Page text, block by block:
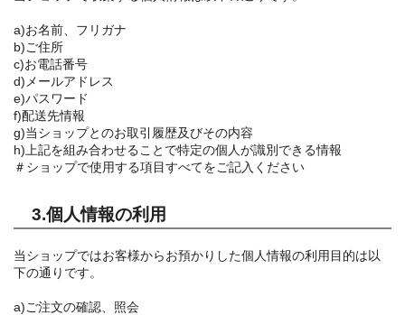
a)お名前、フリガナ
b)ご住所
c)お電話番号
d)メールアドレス
e)パスワード
f)配送先情報
g)当ショップとのお取引履歴及びその内容
h)上記を組み合わせることで特定の個人が識別できる情報
＃ショップで使用する項目すべてをご記入ください
3.個人情報の利用
当ショップではお客様からお預かりした個人情報の利用目的は以
下の通りです。
a)ご注文の確認、照会